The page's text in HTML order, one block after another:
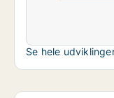
Se hele